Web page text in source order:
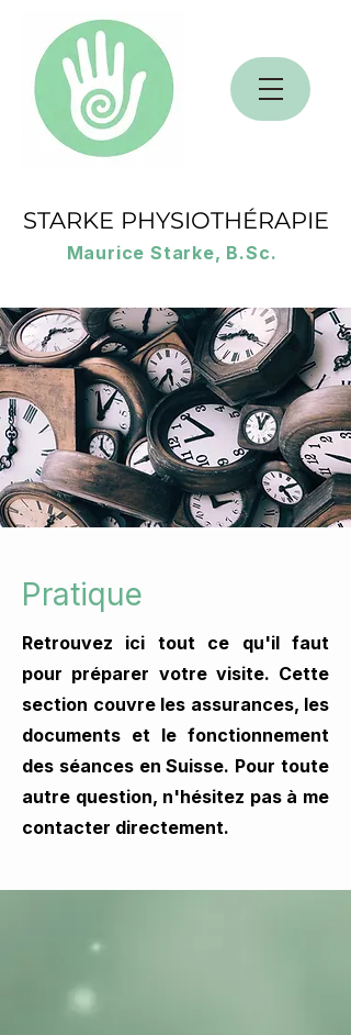
STARKE PHYSIOTHÉRAPIE
Maurice Starke, B.Sc.
Pratique
Retrouvez ici tout ce qu'il faut
pour préparer votre visite. Cette
section couvre les assurances, les
documents et le fonctionnement
des séances en Suisse. Pour toute
autre question, n'hésitez pas à me
contacter directement.